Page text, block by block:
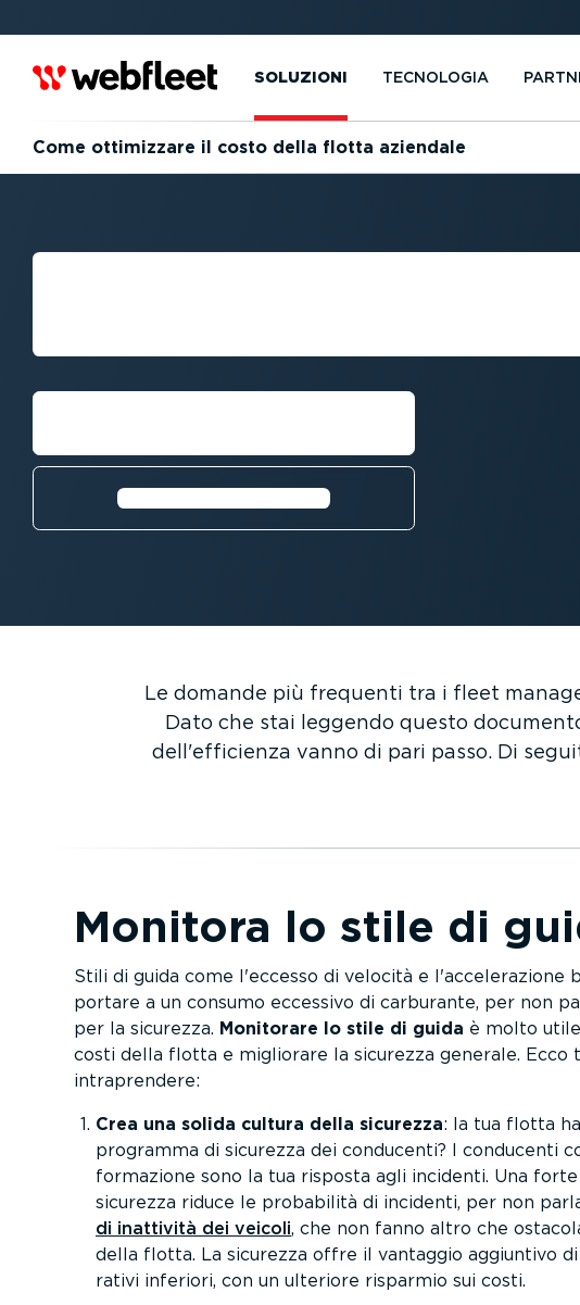
SOLUZIONI TECNOLOGIA
Come ottimizzare il costo della flotta aziendale
COME RIDURRE I
Ulteriori infor­ma­zioni⁠
Le domande più frequenti tra i fleet
Dato che stai leggendo questo
dell'efficienza vanno di pari passo. Di
Monitora lo stile di
Stili di guida come l'eccesso di velocità e l'accele­ra­zione
portare a un consumo eccessivo di carburante, per non
per la sicurezza. Monitorare lo stile di guida è molto
costi della flotta e migliorare la sicurezza generale. Ecco
intra­prendere:
Crea una solida cultura della sicurezza: la tua flotta
programma di sicurezza dei conducenti? I conducenti
formazione sono la tua risposta agli incidenti. Una
sicurezza riduce le probabilità di incidenti, per non
di inattività dei veicoli, che non fanno altro che
della flotta. La sicurezza offre il vantaggio aggiuntivo
rativi inferiori, con un ulteriore risparmio sui costi.